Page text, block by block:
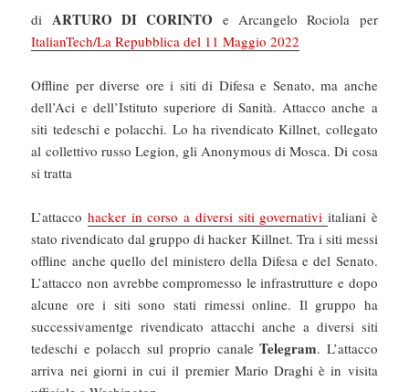
di ARTURO DI CORINTO e Arcangelo Rociola per
ItalianTech/La Repubblica del 11 Maggio 2022
Offline per diverse ore i siti di Difesa e Senato, ma anche
dell’Aci e dell’Istituto superiore di Sanità. Attacco anche a
siti tedeschi e polacchi. Lo ha rivendicato Killnet, collegato
al collettivo russo Legion, gli Anonymous di Mosca. Di cosa
si tratta
L’attaccohacker in corso a diversi siti governativi italiani è
stato rivendicato dal gruppo di hacker Killnet. Tra i siti messi
offline anche quello del ministero della Difesa e del Senato.
L’attacco non avrebbe compromesso le infrastrutture e dopo
alcune ore i siti sono stati rimessi online. Il gruppo ha
successivamentge rivendicato attacchi anche a diversi siti
tedeschi e polacch sul proprio canaleTelegram. L’attacco
arriva nei giorni in cui il premier Mario Draghi è in visita